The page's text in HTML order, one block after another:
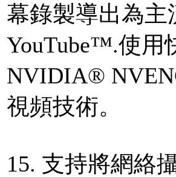
幕錄製導出為主
YouTube™.使用
NVIDIA®
視頻技術。
15. 支持將網絡